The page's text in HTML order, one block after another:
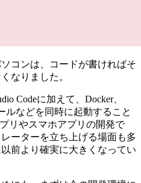
コンは、コードが書ければそ
なりました。
Codeに加えて、Docker、
ルなどを同時に起動すること
リやスマホアプリの開発で
ーターを立ち上げる場面も多
前より確実に大きくなってい